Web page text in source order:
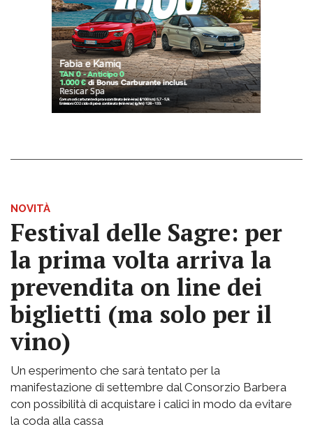
NOVITÀ
Festival delle Sagre: per
la prima volta arriva la
prevendita on line dei
biglietti (ma solo per il
vino)
Un esperimento che sarà tentato per la
manifestazione di settembre dal Consorzio Barbera
con possibilità di acquistare i calici in modo da evitare
la coda alla cassa